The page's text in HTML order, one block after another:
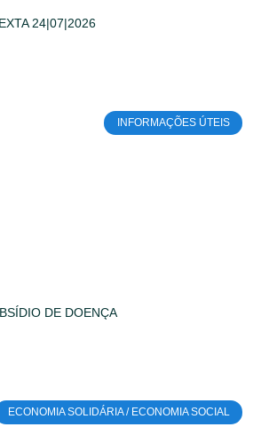
24|07|2026
INFORMAÇÕES ÚTEIS
DE DOENÇA
ECONOMIA SOLIDÁRIA / ECONOMIA SOCIAL